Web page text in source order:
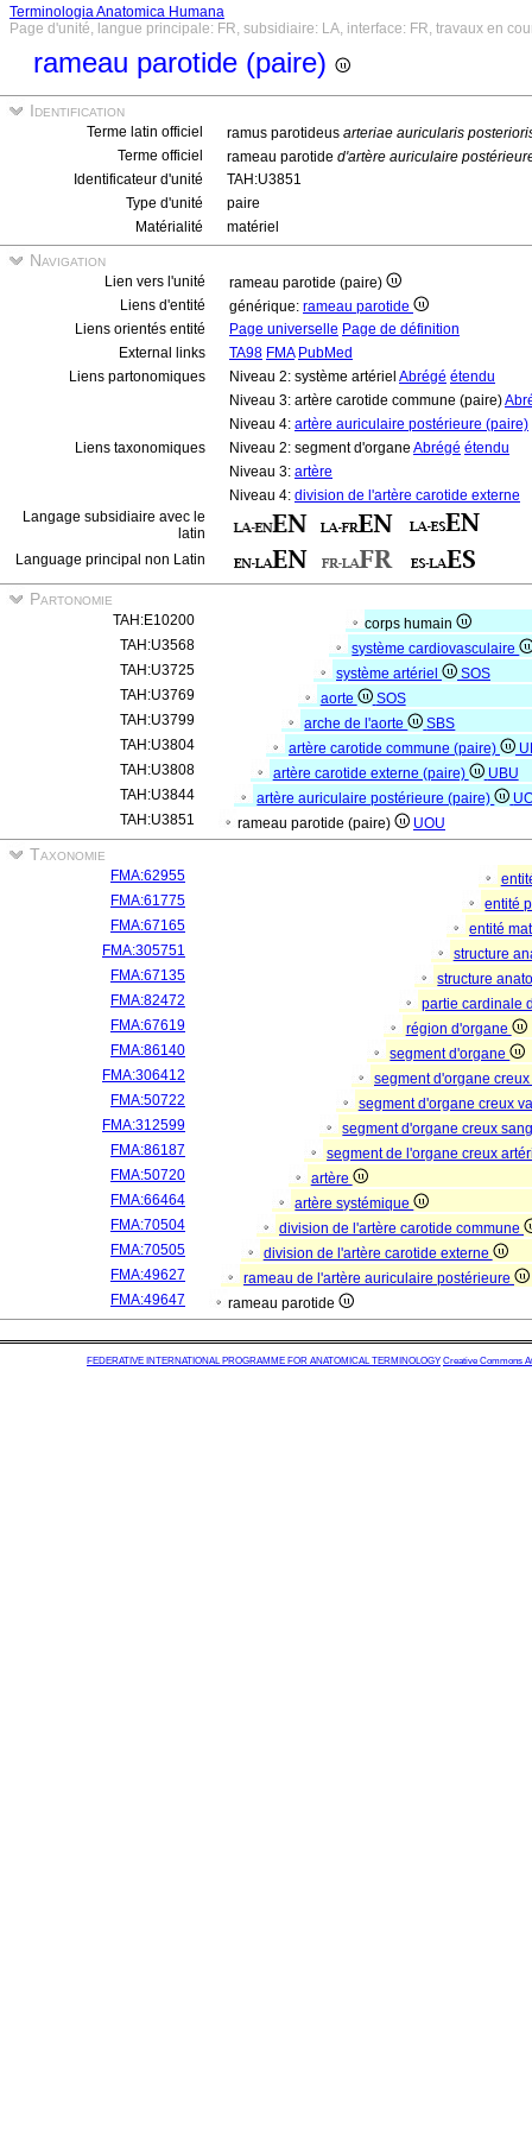
Terminologia Anatomica Humana
Page d'unité, langue principale: FR, subsidiaire: LA, interface: FR, travaux en
rameau parotide (paire)
Identification
Terme latin officiel ramus parotideus arteriae auricularis
Terme officiel
rameau parotide d'artère auriculaire
Identificateur d'unité
TAH:U3851
Type d'unité
paire
Matérialité
matériel
Navigation
Lien vers l'unité
rameau parotide (paire)
Liens d'entité
générique: rameau parotide
Liens orientés entité
Page universelle Page de définition
External links
TA98 FMA PubMed
Liens partonomiques
Niveau 2: système artériel Abrégé étendu
Niveau 3: artère carotide commune (paire)
Niveau 4: artère auriculaire postérieure (paire)
Liens taxonomiques
Niveau 2: segment d'organe Abrégé étendu
Niveau 3: artère
Niveau 4: division de l'artère carotide externe
Langage subsidiaire avec le
latin
Language principal non Latin
Partonomie
TAH:E10200
corps humain
TAH:U3568
système cardiovasculaire
TAH:U3725
système artériel
SOS
TAH:U3769
aorte
SOS
TAH:U3799
arche de l'aorte
SBS
TAH:U3804
artère carotide commune (paire)
TAH:U3808
artère carotide externe (paire)
UBU
TAH:U3844
artère auriculaire postérieure (paire)
TAH:U3851
rameau parotide (paire) UOU
Taxonomie
FMA:62955
FMA:61775
entité
FMA:67165
entité
FMA:305751
structure
FMA:67135
structure
FMA:82472
partie cardinale
FMA:67619
région d'organe
FMA:86140
segment d'organe
FMA:306412
segment d'organe
FMA:50722
segment d'organe creux
FMA:312599
segment d'organe creux
FMA:86187
segment de l'organe creux
FMA:50720
artère
FMA:66464
artère systémique
FMA:70504
division de l'artère carotide commune
FMA:70505
division de l'artère carotide externe
FMA:49627
rameau de l'artère auriculaire postérieure
FMA:49647
rameau parotide
FEDERATIVE INTERNATIONAL PROGRAMME FOR ANATOMICAL TERMINOLOGY Creative Commons